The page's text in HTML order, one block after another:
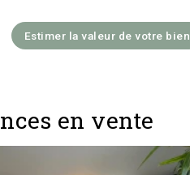
Estimer la valeur de votre bien
en vente